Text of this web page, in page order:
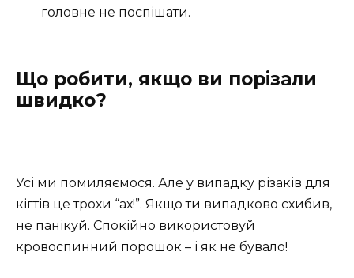
головне не поспішати.
Що робити, якщо ви порізали
швидко?
Усі ми помиляємося. Але у випадку різаків для
кігтів це трохи “ах!”. Якщо ти випадково схибив,
не панікуй. Спокійно використовуй
кровоспинний порошок – і як не бувало!